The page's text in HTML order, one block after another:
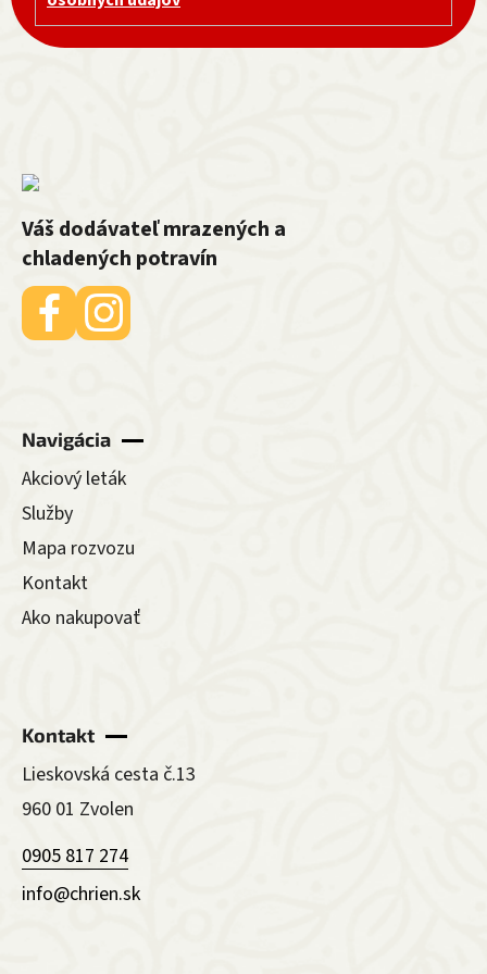
Váš dodávateľ mrazených a
chladených potravín
Navigácia
Akciový leták
Služby
Mapa rozvozu
Kontakt
Ako nakupovať
Kontakt
Lieskovská cesta č.13
960 01 Zvolen
0905 817 274
info@chrien.sk